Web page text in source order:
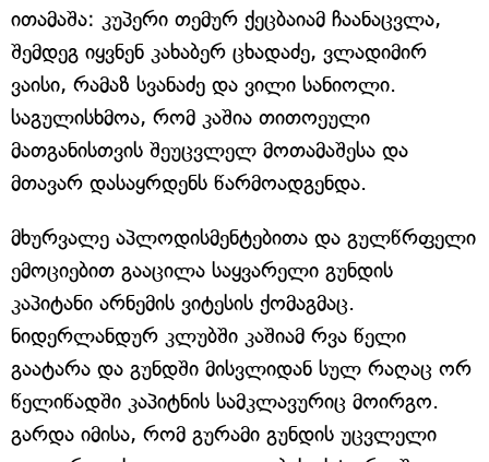
ითამაშა: კუპერი თემურ ქეცბაიამ ჩაანაცვლა,
შემდეგ იყვნენ კახაბერ ცხადაძე, ვლადიმირ
ვაისი, რამაზ სვანაძე და ვილი სანიოლი.
საგულისხმოა, რომ კაშია თითოეული
მათგანისთვის შეუცვლელ მოთამაშესა და
მთავარ დასაყრდენს წარმოადგენდა.
მხურვალე აპლოდისმენტებითა და გულწრფელი
ემოციებით გააცილა საყვარელი გუნდის
კაპიტანი არნემის ვიტესის ქომაგმაც.
ნიდერლანდურ კლუბში კაშიამ რვა წელი
გაატარა და გუნდში მისვლიდან სულ რაღაც ორ
წელიწადში კაპიტნის სამკლავურიც მოირგო.
გარდა იმისა, რომ გურამი გუნდის უცვლელი